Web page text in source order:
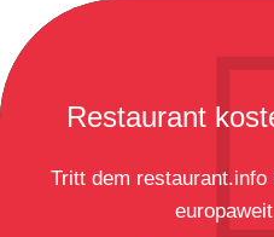
Restaurant
Tritt dem